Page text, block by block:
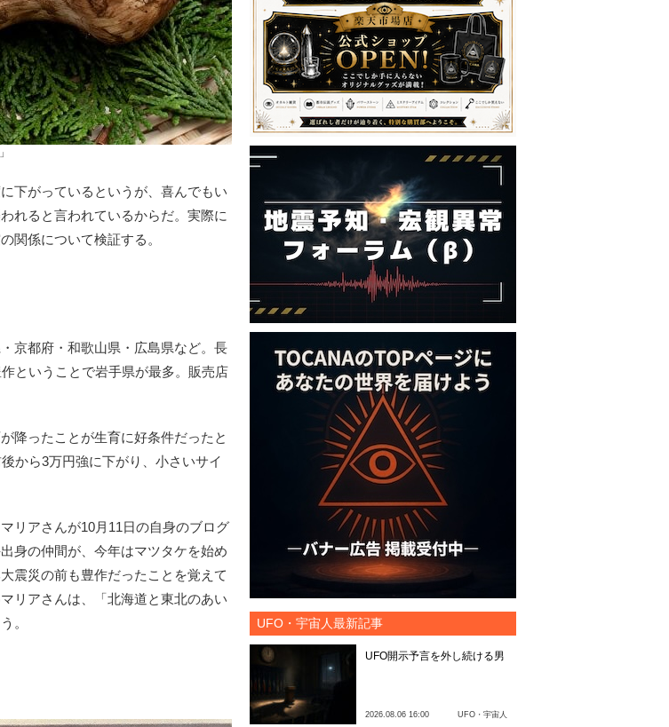
下がっているというが、喜んでもい
れると言われているからだ。実際に
関係について検証する。
京都府・和歌山県・広島県など。長
ということで岩手県が最多。販売店
降ったことが生育に好条件だったと
から3万円強に下がり、小さいサイ
リアさんが10月11日の自身のブログ
身の仲間が、今年はマツタケを始め
震災の前も豊作だったことを覚えて
リアさんは、「北海道と東北のあい
。
UFO・宇宙人最新記事
UFO開示予言を外し続ける男
2026.08.06 16:00 UFO・宇宙人